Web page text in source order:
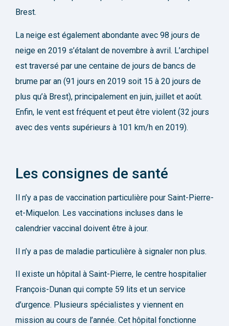
Brest.
La neige est également abondante avec 98 jours de
neige en 2019 s’étalant de novembre à avril. L’archipel
est traversé par une centaine de jours de bancs de
brume par an (91 jours en 2019 soit 15 à 20 jours de
plus qu’à Brest), principalement en juin, juillet et août.
Enfin, le vent est fréquent et peut être violent (32 jours
avec des vents supérieurs à 101 km/h en 2019).
Les consignes de santé
Il n’y a pas de vaccination particulière pour Saint-Pierre-
et-Miquelon. Les vaccinations incluses dans le
calendrier vaccinal doivent être à jour.
Il n’y a pas de maladie particulière à signaler non plus.
Il existe un hôpital à Saint-Pierre, le centre hospitalier
François-Dunan qui compte 59 lits et un service
d’urgence. Plusieurs spécialistes y viennent en
mission au cours de l’année. Cet hôpital fonctionne